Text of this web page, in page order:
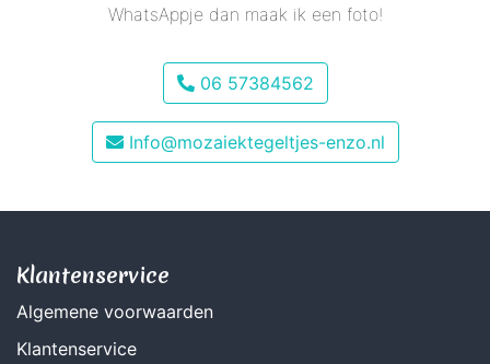
WhatsAppje dan maak ik een foto!
06 57384562
Info@mozaiektegeltjes-enzo.nl
Klantenservice
Algemene voorwaarden
Klantenservice